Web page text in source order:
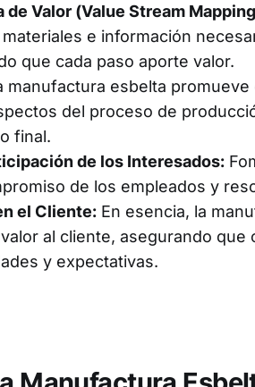
de Valor (Value Stream
e información
que cada paso aporte valor.
manufactura esbelta
del proceso de
final.
de los Interesados:
de los empleados y
el Cliente: En esencia, la
al cliente, asegurando
y expectativas.